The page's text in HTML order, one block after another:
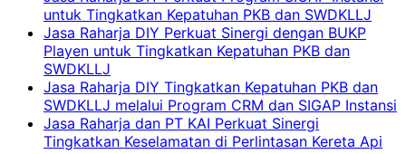
untuk Tingkatkan Kepatuhan PKB dan SWDKLLJ
Jasa Raharja DIY Perkuat Sinergi dengan BUKP
Playen untuk Tingkatkan Kepatuhan PKB dan
SWDKLLJ
Jasa Raharja DIY Tingkatkan Kepatuhan PKB dan
SWDKLLJ melalui Program CRM dan SIGAP Instansi
Jasa Raharja dan PT KAI Perkuat Sinergi
Tingkatkan Keselamatan di Perlintasan Kereta Api